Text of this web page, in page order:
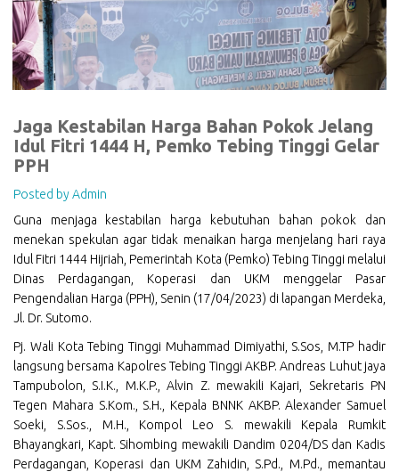
Jaga Kestabilan Harga Bahan Pokok Jelang
Idul Fitri 1444 H, Pemko Tebing Tinggi Gelar
PPH
Posted by Admin
Guna menjaga kestabilan harga kebutuhan bahan pokok dan
menekan spekulan agar tidak menaikan harga menjelang hari raya
Idul Fitri 1444 Hijriah, Pemerintah Kota (Pemko) Tebing Tinggi melalui
Dinas Perdagangan, Koperasi dan UKM menggelar Pasar
Pengendalian Harga (PPH), Senin (17/04/2023) di lapangan Merdeka,
Jl. Dr. Sutomo.
Pj. Wali Kota Tebing Tinggi Muhammad Dimiyathi, S.Sos, M.TP hadir
langsung bersama Kapolres Tebing Tinggi AKBP. Andreas Luhut jaya
Tampubolon, S.I.K., M.K.P., Alvin Z. mewakili Kajari, Sekretaris PN
Tegen Mahara S.Kom., S.H., Kepala BNNK AKBP. Alexander Samuel
Soeki, S.Sos., M.H., Kompol Leo S. mewakili Kepala Rumkit
Bhayangkari, Kapt. Sihombing mewakili Dandim 0204/DS dan Kadis
Perdagangan, Koperasi dan UKM Zahidin, S.Pd., M.Pd., memantau